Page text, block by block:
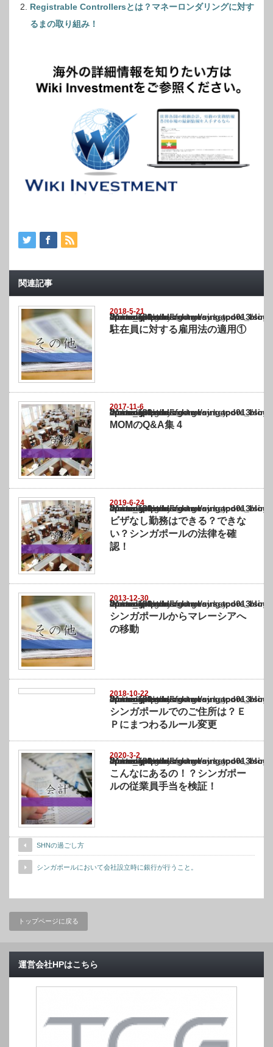
Registrable Controllersとは？マネーロンダリングに対す
るまの取り組み！
関連記事
2018-5-21
Warning
: Undefined array key "show_category" in
/home/netst/kuno-cpa.co.jp/public_html/singapore_blog/wp-content/themes/
on line183
駐在員に対する雇用法の適用①
2017-11-6
Warning
: Undefined array key "show_category" in
/home/netst/kuno-cpa.co.jp/public_html/singapore_blog/wp-content/themes/
on line183
MOMのQ&A集 4
2019-6-24
Warning
: Undefined array key "show_category" in
/home/netst/kuno-cpa.co.jp/public_html/singapore_blog/wp-content/themes/
on line183
ビザなし勤務はできる？できな
い？シンガポールの法律を確
認！
2013-12-30
Warning
: Undefined array key "show_category" in
/home/netst/kuno-cpa.co.jp/public_html/singapore_blog/wp-content/themes/
on line183
シンガポールからマレーシアへ
の移動
2018-10-22
Warning
: Undefined array key "show_category" in
/home/netst/kuno-cpa.co.jp/public_html/singapore_blog/wp-content/themes/
on line183
シンガポールでのご住所は？Ｅ
Ｐにまつわるルール変更
2020-3-2
Warning
: Undefined array key "show_category" in
/home/netst/kuno-cpa.co.jp/public_html/singapore_blog/wp-content/themes/
on line183
こんなにあるの！？シンガポー
ルの従業員手当を検証！
SHNの過ごし方
シンガポールにおいて会社設立時に銀行が行うこと。
トップページに戻る
運営会社HPはこちら